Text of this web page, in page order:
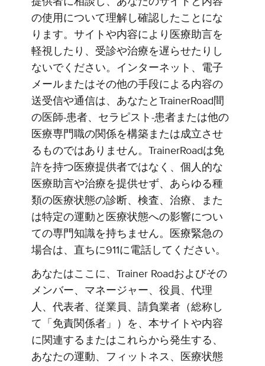
の使用について理解し確認したことにな
ります。サイトや内容により医療助言を
軽視したり、受診や治療を遅らせたりし
ないでください。インターネット、電子
メールまたはその他の手段による内容の
送受信や通信は、あなたとTrainerRoad間
の医師-患者、セラピスト-患者または他の
医療専門職の関係を構築または成立させ
るものではありません。TrainerRoadは免
許を持つ医療提供者ではなく、個人的な
医療助言や治療を提供せず、あらゆる種
類の医療状態の診断、検査、治療、また
は特定の運動と医療状態への影響につい
ての専門知識を持ちません。医療緊急の
場合は、直ちに911に電話してください。
あなたはここに、Trainer Roadおよびその
メンバー、マネージャー、役員、代理
人、代表者、従業員、請負業者（総称し
て「免責関係者」）を、本サイトや内容
に関連するまたはこれらから発生する、
あなたの運動、フィットネス、医療状態